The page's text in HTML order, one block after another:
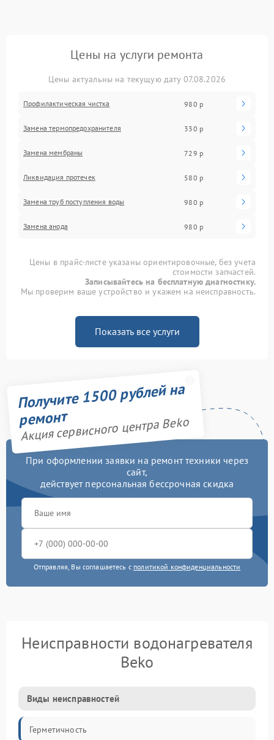
Цены на услуги ремонта
Цены актуальны на текущую дату 07.08.2026
Профилактическая чистка 980 р
Замена термопредохранителя 330 р
Замена мембраны 729 р
Ликвидация протечек 580 р
Замена труб поступления воды 980 р
Замена анода 980 р
Цены в прайс-листе указаны ориентировочные, без учета
стоимости запчастей.
Записывайтесь на бесплатную диагностику.
Мы проверим ваше устройство и укажем на неисправность.
Показать все услуги
Получите 1500 рублей на
ремонт
Акция сервисного центра Beko
При оформлении заявки на ремонт техники через
сайт,
действует персональная бессрочная скидка
Отправляя, Вы соглашаетесь с политикой конфиденциальности
Неисправности водонагревателя
Beko
Виды неисправностей
Герметичность